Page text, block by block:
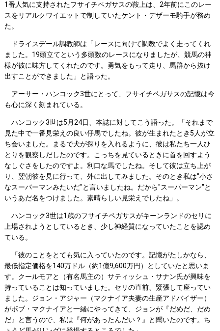
1番人気に支持されたフサイチペガサスの鞍上は、2年前にこのレー
スをリアルクワイエットで制していたケント・デザーモ騎手が務め
た。
ドライスデール調教師は「レースに向けて調教でよく走ってくれ
ました。19頭立てという多頭数のレースになりましたが、競馬の神
様が彼に味方してくれたのです。勇気をもって走り、馬群から抜け
出すことができました」と語った。
アーサー・ハンコック3世にとって、フサイチペガサスの記憶は今
も心に深く刻まれている。
ハンコック3世は5月24日、本誌に対してこう語った。「それまで
見た中で一番見栄えの良い仔馬でしたね。彼が生まれたとき5人が立
ち会いました。まるで犬が探りを入れるように、彼は私たち一人ひ
とりを観察しだしたのです。こっちを見ているときに首を回すよう
なしぐさをしたのですよ。利口な馬でしたね。そして彼は立ち上が
り、翌朝彼を見に行って、外に出してみました。そのとき私は"小さ
なスーパーマンみたいだ"と言いましたね。だから"スーパーマン"と
いうあだ名をつけました。素晴らしい見栄えでしたね」。
ハンコック3世は1歳のフサイチペガサスがキーンランドのセリに
上場されようとしているとき、少し神経質になっていたことを認め
ている。
「彼のことをとても気に入っていたのです。記憶がたしかなら、
最低指定価格を140万ドル（約1億9,600万円）としていたと思いま
す。クールモアと（有名馬主の）サティッシュ・サナン氏が興味を
持っていることは知っていました。セリの直前、緊張して座ってい
ました。ジョン・アジャー（マクナイア夫妻の生産アドバイザー）
がボブ・マクナイアと一緒にやってきて、ジョンが『だめだ、だめ
だ』と言うので、私は『何があったんだい？』と聞いたのです。ち